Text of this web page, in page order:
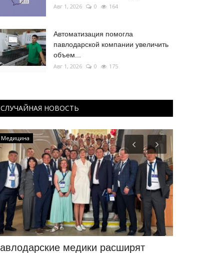
Авг 1, 2026 0 164
Автоматизация помогла
павлодарской компании увеличить
объем...
Авг 1, 2026 0 175
СЛУЧАЙНАЯ НОВОСТЬ
Медицина
медики расширят